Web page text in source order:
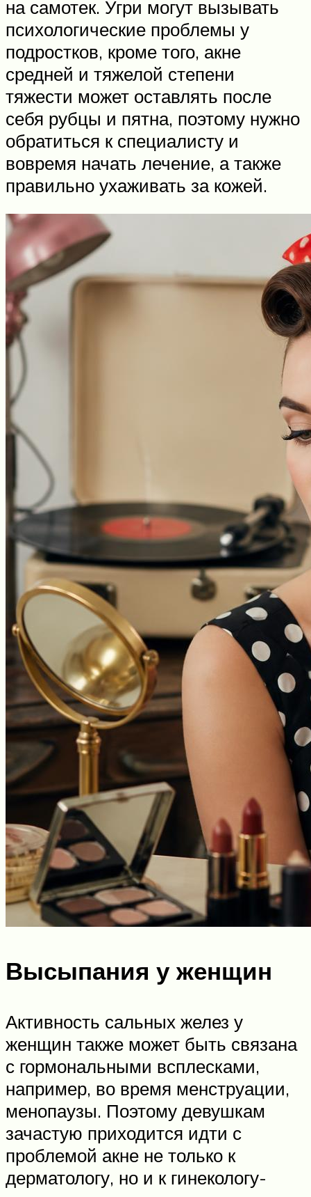
на самотек. Угри могут вызывать
психологические проблемы у
подростков, кроме того, акне
средней и тяжелой степени
тяжести может оставлять после
себя рубцы и пятна, поэтому нужно
обратиться к специалисту и
вовремя начать лечение, а также
правильно ухаживать за кожей.
Высыпания у женщин
Активность сальных желез у
женщин также может быть связана
с гормональными всплесками,
например, во время менструации,
менопаузы. Поэтому девушкам
зачастую приходится идти с
проблемой акне не только к
дерматологу, но и к гинекологу-